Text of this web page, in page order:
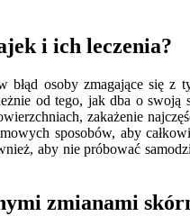
i ich leczenia?
błąd osoby zmagające się
od tego, jak dba o
zakażenie
sposobów, aby
aby nie próbować
zmianami